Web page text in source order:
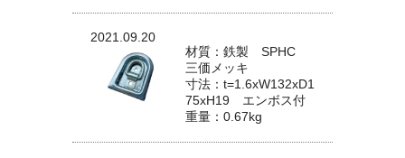
2021.09.20
材質：鉄製 SPHC
三価メッキ
寸法：t=1.6xW132xD1
75xH19 エンボス付
重量：0.67kg